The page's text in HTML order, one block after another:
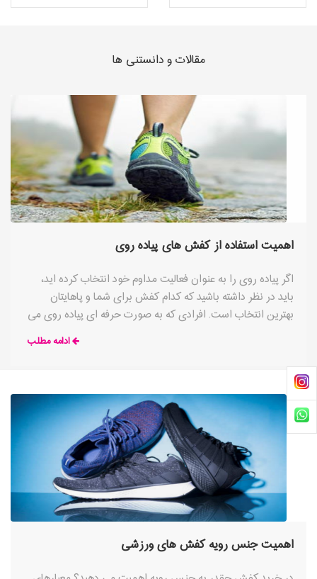
مقالات و دانستنی ها
اهمیت استفاده از کفش های پیاده روی
اگر پیاده روی را به عنوان فعالیت مداوم خود انتخاب کرده اید،
باید در نظر داشته باشید که کدام کفش برای شما و پاهایتان
بهترین انتخاب است. افرادی که به صورت حرفه ای پیاده روی می
کنند با انتخاب کفش مناسب، راحتی پاهایشان و حمایت کافی از
آن را در کنار دستیابی به تناسب اندام در نظر میگیرند. پیاده روی
می تواند به اندازه دویدن یا بسیاری از رشته های دیگر یک ورزش
خرید کفش پیاده روی مناسب) مزایای خاص خود را دارد.
ادامه مطلب
اهمیت جنس رویه کفش های ورزشی